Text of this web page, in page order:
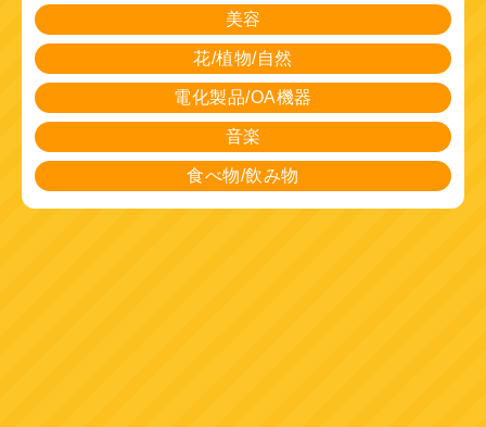
美容
花/植物/自然
電化製品/OA機器
音楽
食べ物/飲み物